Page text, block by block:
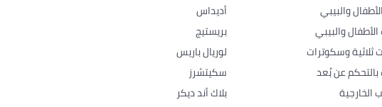
والبيبي
والبيبي
ثلاثية وسكوترات
بالتحكم عن بُعد
الخارجية
أديداس
بريستيج
لوريال باريس
سكيتشرز
بلاك أند ديكر